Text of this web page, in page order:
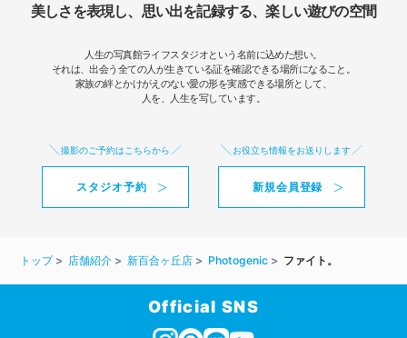
美しさを表現し、思い出を記録する、楽しい遊びの空間
人生の写真館ライフスタジオという名前に込めた想い。
それは、出会う全ての人が生きている証を確認できる場所になること。
家族の絆とかけがえのない愛の形を実感できる場所として、
人を、人生を写しています。
撮影のご予約はこちらから
スタジオ予約
お役立ち情報をお送りします
新規会員登録
トップ 店舗紹介 新百合ヶ丘店 Photogenic ファイト。
Official SNS